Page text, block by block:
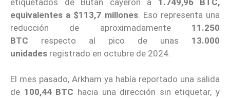
equivalentes a $113,7 millones. Eso representa una
reducción de aproximadamente 11.250
BTC respecto al pico de unas 13.000
unidades registrado en octubre de 2024.
El mes pasado, Arkham ya había reportado una salida
de 100,44 BTC hacia una dirección sin etiquetar, y